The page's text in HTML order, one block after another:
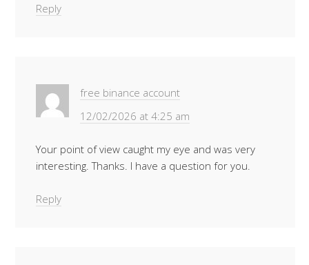
Reply
free binance account
12/02/2026 at 4:25 am
Your point of view caught my eye and was very
interesting. Thanks. I have a question for you.
Reply